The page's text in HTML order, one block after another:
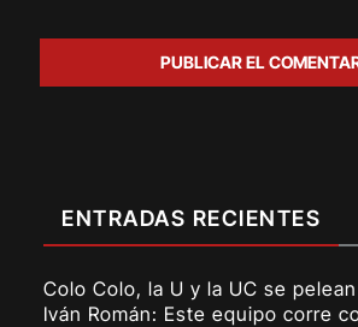
ENTRADAS RECIENTES
Colo Colo, la U y la UC se
Iván Román: Este equipo corre